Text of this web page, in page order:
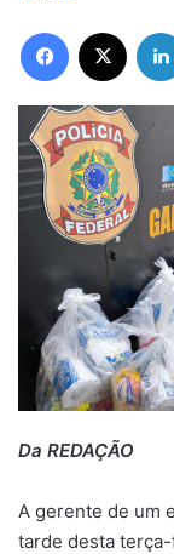
Facebook
Da REDAÇÃO
A gerente de um
tarde desta